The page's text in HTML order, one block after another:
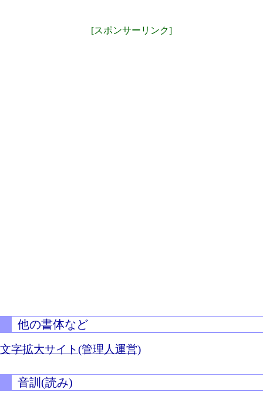
[スポンサーリンク]
他の書体など
文字拡大サイト(管理人運営)
音訓(読み)